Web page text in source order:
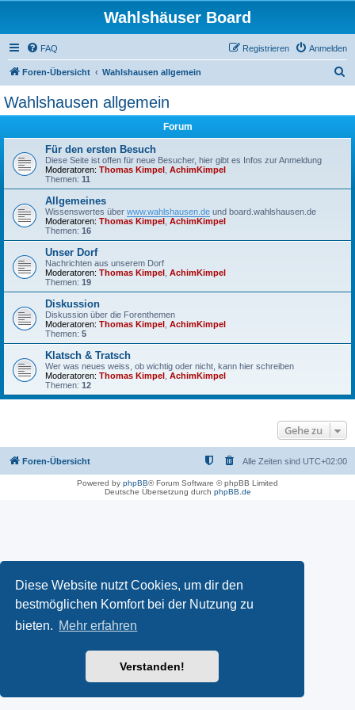
Diese Website nutzt Cookies, um dir den
bestmöglichen Komfort bei der Nutzung zu
bieten. Mehr erfahren
Verstanden!
Wahlshäuser Board
FAQ Anmelden
Registrieren
Foren-Übersicht Wahlshausen allgemein
Wahlshausen allgemein
Forum
Für den ersten Besuch
Diese Seite ist offen für neue Besucher, hier gibt es Infos zur Anmeldung
Moderatoren: Thomas Kimpel AchimKimpel
Themen: 11
Allgemeines
Wissenswertes über www.wahlshausen.de und board.wahlshausen.de
Moderatoren: Thomas Kimpel AchimKimpel
Themen: 16
Unser Dorf
Nachrichten aus unserem Dorf
Moderatoren: Thomas Kimpel AchimKimpel
Themen: 19
Diskussion
Diskussion über die Forenthemen
Moderatoren: Thomas Kimpel AchimKimpel
Themen: 5
Klatsch & Tratsch
Wer was neues weiss, ob wichtig oder nicht, kann hier schreiben
Moderatoren: Thomas Kimpel AchimKimpel
Themen: 12
Gehe zu
Foren-Übersicht Alle Zeiten sind UTC+02:00
Powered by phpBB® Forum Software © phpBB Limited
Deutsche Übersetzung durch phpBB.de